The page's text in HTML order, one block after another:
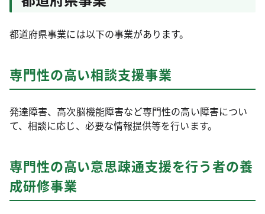
都道府県事業には以下の事業があります。
専門性の高い相談支援事業
発達障害、高次脳機能障害など専門性の高い障害につい
て、相談に応じ、必要な情報提供等を行います。
専門性の高い意思疎通支援を行う者の養
成研修事業